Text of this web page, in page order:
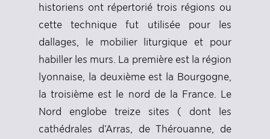
historiens ont répertorié trois régions ou
cette technique fut utilisée pour les
dallages, le mobilier liturgique et pour
habiller les murs. La première est la région
lyonnaise, la deuxième est la Bourgogne,
la troisième est le nord de la France. Le
Nord englobe treize sites ( dont les
cathédrales d’Arras, de Thérouanne, de